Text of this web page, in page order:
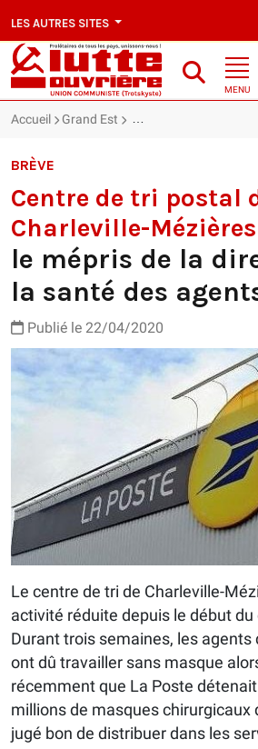
LES AUTRES SITES
MENU
Accueil Grand Est Centre de tri postal
BRÈVE
Centre de tri postal
Charleville-
le mépris de la
la santé des
Publié le 22/04/2020
Le centre de tri de Charleville-
activité réduite depuis le début
Durant trois semaines, les agents
ont dû travailler sans masque
récemment que La Poste
millions de masques chirurgicaux
jugé bon de distribuer dans les